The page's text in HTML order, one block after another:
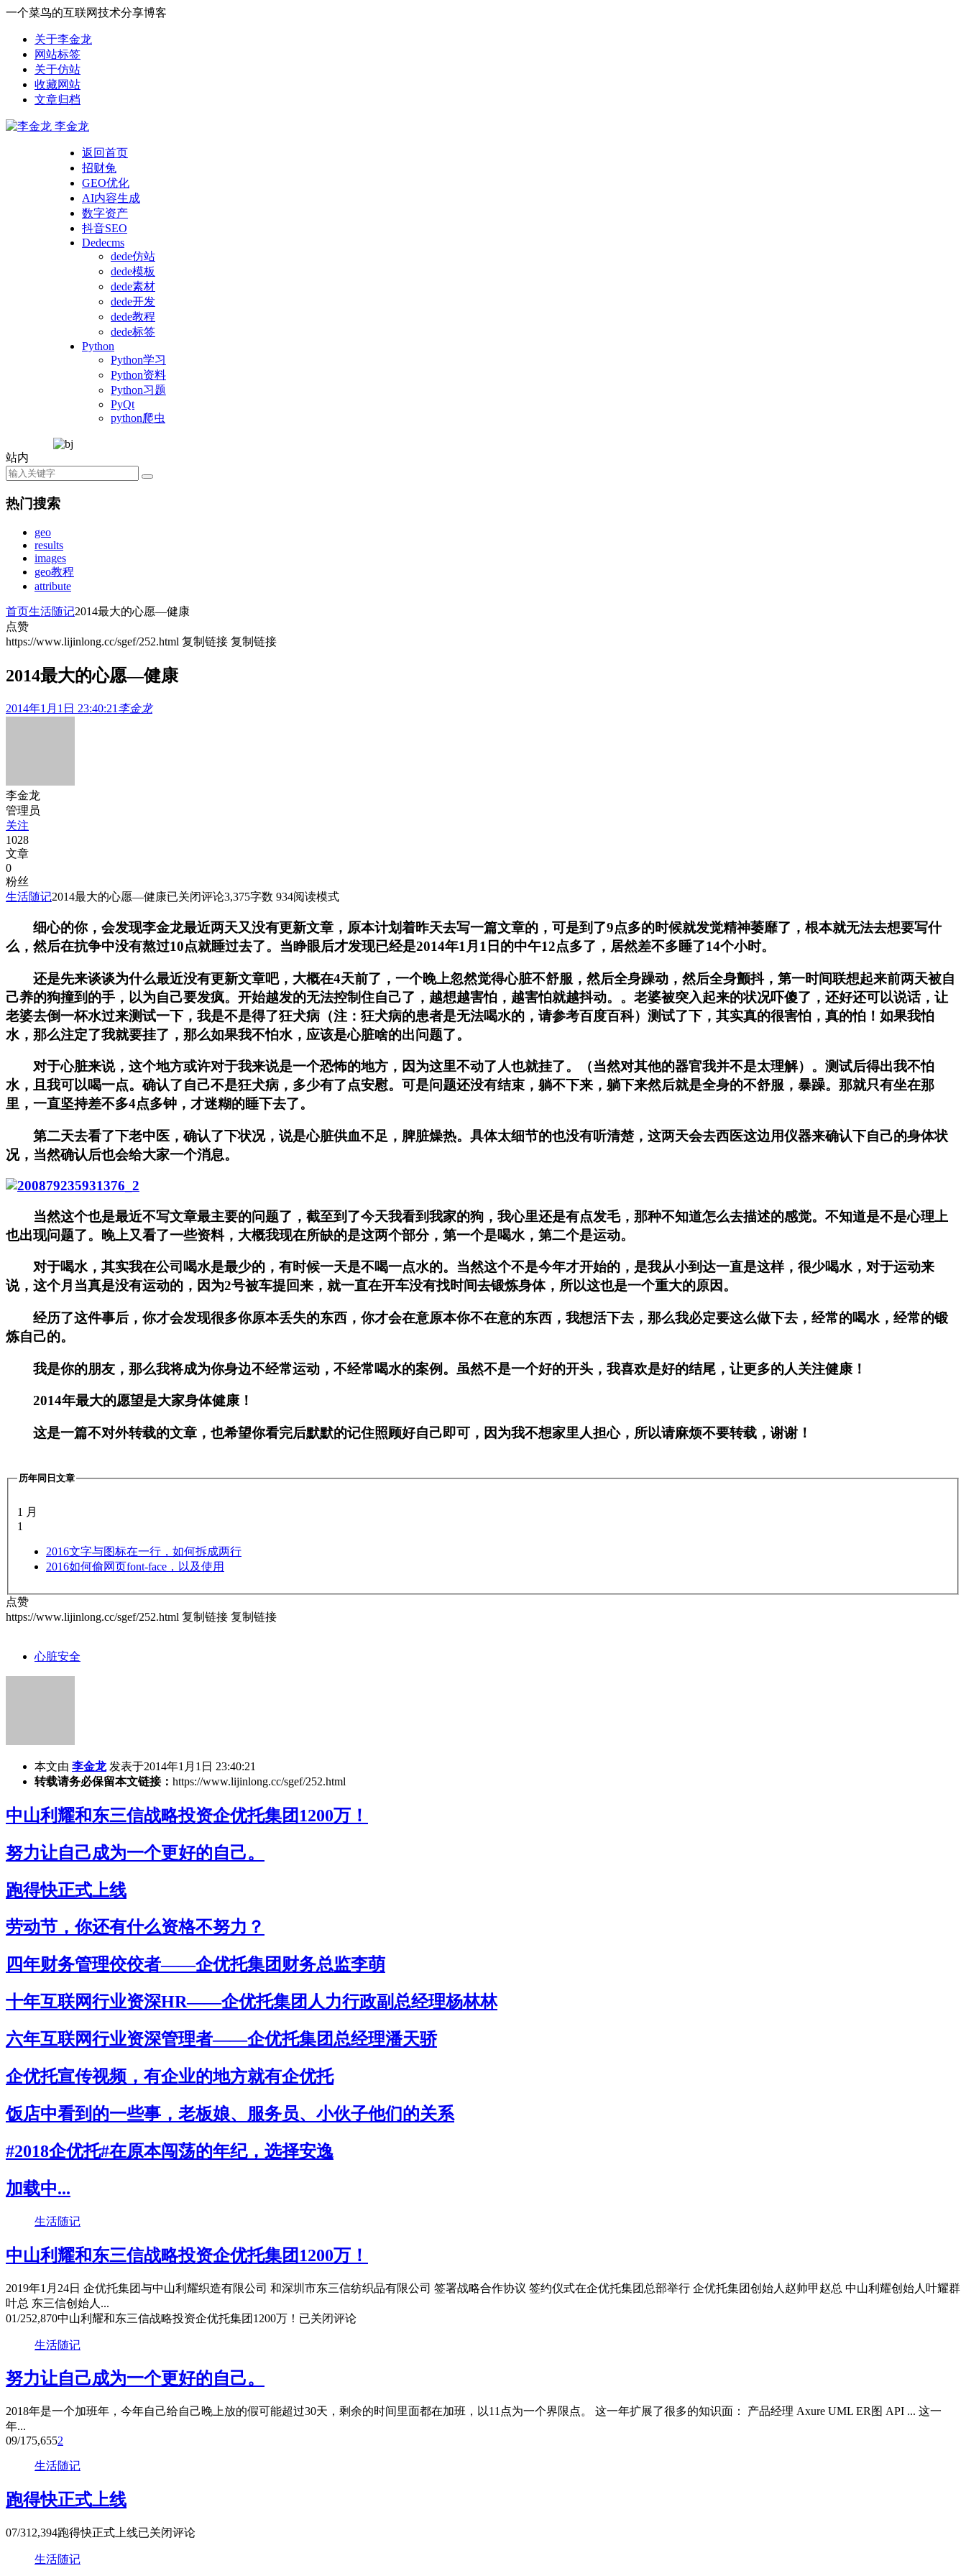
一个菜鸟的互联网技术分享博客
关于李金龙
网站标签
关于仿站
收藏网站
文章归档
李金龙
返回首页
招财兔
GEO优化
AI内容生成
数字资产
抖音SEO
Dedecms
dede仿站
dede模板
dede素材
dede开发
dede教程
dede标签
Python
Python学习
Python资料
Python习题
PyQt
python爬虫
站内
热门搜索
geo
results
images
geo教程
attribute
首页生活随记2014最大的心愿—健康
点赞
https://www.lijinlong.cc/sgef/252.html 复制链接 复制链接
2014最大的心愿—健康
2014年1月1日 23:40:21 李金龙
李金龙
管理员
关注
1028
文章
0
粉丝
生活随记2014最大的心愿—健康已关闭评论3,375字数 934阅读模式
细心的你，会发现李金龙最近两天又没有更新文章，原本计划着昨天去写一篇文章的，可是到了9点多的时候就发觉精神萎靡了，根本就无法去想要写什
么，然后在抗争中没有熬过10点就睡过去了。当睁眼后才发现已经是2014年1月1日的中午12点多了，居然差不多睡了14个小时。
还是先来谈谈为什么最近没有更新文章吧，大概在4天前了，一个晚上忽然觉得心脏不舒服，然后全身躁动，然后全身颤抖，第一时间联想起来前两天被自
己养的狗撞到的手，以为自己要发疯。开始越发的无法控制住自己了，越想越害怕，越害怕就越抖动。。老婆被突入起来的状况吓傻了，还好还可以说话，让
老婆去倒一杯水过来测试一下，我是不是得了狂犬病（注：狂犬病的患者是无法喝水的，请参考百度百科）测试了下，其实真的很害怕，真的怕！如果我怕
水，那么注定了我就要挂了，那么如果我不怕水，应该是心脏啥的出问题了。
对于心脏来说，这个地方或许对于我来说是一个恐怖的地方，因为这里不动了人也就挂了。（当然对其他的器官我并不是太理解）。测试后得出我不怕
水，且我可以喝一点。确认了自己不是狂犬病，多少有了点安慰。可是问题还没有结束，躺不下来，躺下来然后就是全身的不舒服，暴躁。那就只有坐在那
里，一直坚持差不多4点多钟，才迷糊的睡下去了。
第二天去看了下老中医，确认了下状况，说是心脏供血不足，脾脏燥热。具体太细节的也没有听清楚，这两天会去西医这边用仪器来确认下自己的身体状
况，当然确认后也会给大家一个消息。
当然这个也是最近不写文章最主要的问题了，截至到了今天我看到我家的狗，我心里还是有点发毛，那种不知道怎么去描述的感觉。不知道是不是心理上
也出现问题了。晚上又看了一些资料，大概我现在所缺的是这两个部分，第一个是喝水，第二个是运动。
对于喝水，其实我在公司喝水是最少的，有时候一天是不喝一点水的。当然这个不是今年才开始的，是我从小到达一直是这样，很少喝水，对于运动来
说，这个月当真是没有运动的，因为2号被车提回来，就一直在开车没有找时间去锻炼身体，所以这也是一个重大的原因。
经历了这件事后，你才会发现很多你原本丢失的东西，你才会在意原本你不在意的东西，我想活下去，那么我必定要这么做下去，经常的喝水，经常的锻
炼自己的。
我是你的朋友，那么我将成为你身边不经常运动，不经常喝水的案例。虽然不是一个好的开头，我喜欢是好的结尾，让更多的人关注健康！
2014年最大的愿望是大家身体健康！
这是一篇不对外转载的文章，也希望你看完后默默的记住照顾好自己即可，因为我不想家里人担心，所以请麻烦不要转载，谢谢！
历年同日文章
1 月
1
2016文字与图标在一行，如何拆成两行
2016如何偷网页font-face，以及使用
点赞
https://www.lijinlong.cc/sgef/252.html 复制链接 复制链接
心脏安全
本文由 李金龙 发表于2014年1月1日 23:40:21
转载请务必保留本文链接： https://www.lijinlong.cc/sgef/252.html
中山利耀和东三信战略投资企优托集团1200万！
努力让自己成为一个更好的自己。
跑得快正式上线
劳动节，你还有什么资格不努力？
四年财务管理佼佼者——企优托集团财务总监李萌
十年互联网行业资深HR——企优托集团人力行政副总经理杨林林
六年互联网行业资深管理者——企优托集团总经理潘天骄
企优托宣传视频，有企业的地方就有企优托
饭店中看到的一些事，老板娘、服务员、小伙子他们的关系
#2018企优托#在原本闯荡的年纪，选择安逸
加载中...
生活随记
中山利耀和东三信战略投资企优托集团1200万！
2019年1月24日 企优托集团与中山利耀织造有限公司 和深圳市东三信纺织品有限公司 签署战略合作协议 签约仪式在企优托集团总部举行 企优托集团创始人赵帅甲赵总 中山利耀创始人叶耀群
叶总 东三信创始人...
01/252,870中山利耀和东三信战略投资企优托集团1200万！ 已关闭评论
生活随记
努力让自己成为一个更好的自己。
2018年是一个加班年，今年自己给自己晚上放的假可能超过30天，剩余的时间里面都在加班，以11点为一个界限点。 这一年扩展了很多的知识面： 产品经理 Axure UML ER图 API ... 这一
年...
09/175,6552
生活随记
跑得快正式上线
07/31 2,394跑得快正式上线已关闭评论
生活随记